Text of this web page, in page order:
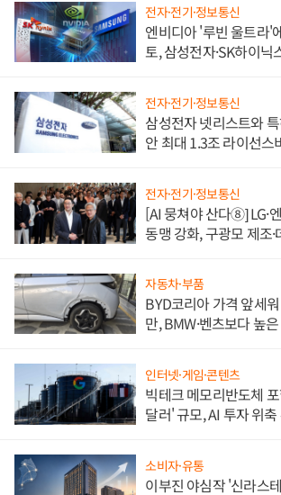
전자·전기·정보통신
엔비디아 '루빈 울트라'
토, 삼성전자·SK하이
전자·전기·정보통신
삼성전자 넷리스트와
안 최대 1.3조 라이선스
전자·전기·정보통신
[AI 뭉쳐야 산다⑧] LG·
동맹 강화, 구광모 제조·
자동차·부품
BYD코리아 가격 앞세
만, BMW·벤츠보다 높
인터넷·게임·콘텐츠
빅테크 메모리반도체
달러' 규모, AI 투자 위
소비자·유통
이부진 야심작 '신라스